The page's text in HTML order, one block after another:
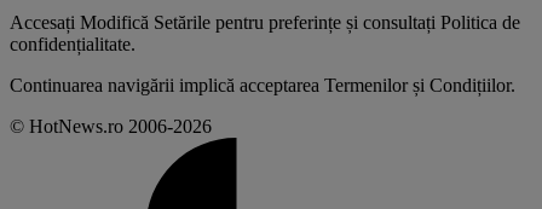
Accesați Modifică Setările pentru preferințe și consultați Politica de
confidențialitate.
Continuarea navigării implică acceptarea Termenilor și Condițiilor.
© HotNews.ro 2006-2026